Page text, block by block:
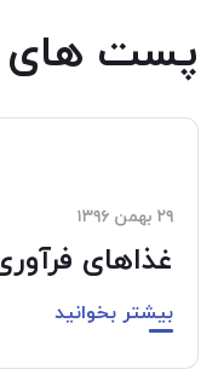
پست های
۲۹ بهمن ۱۳۹۶
غذاهای
بیشتر بخوانید